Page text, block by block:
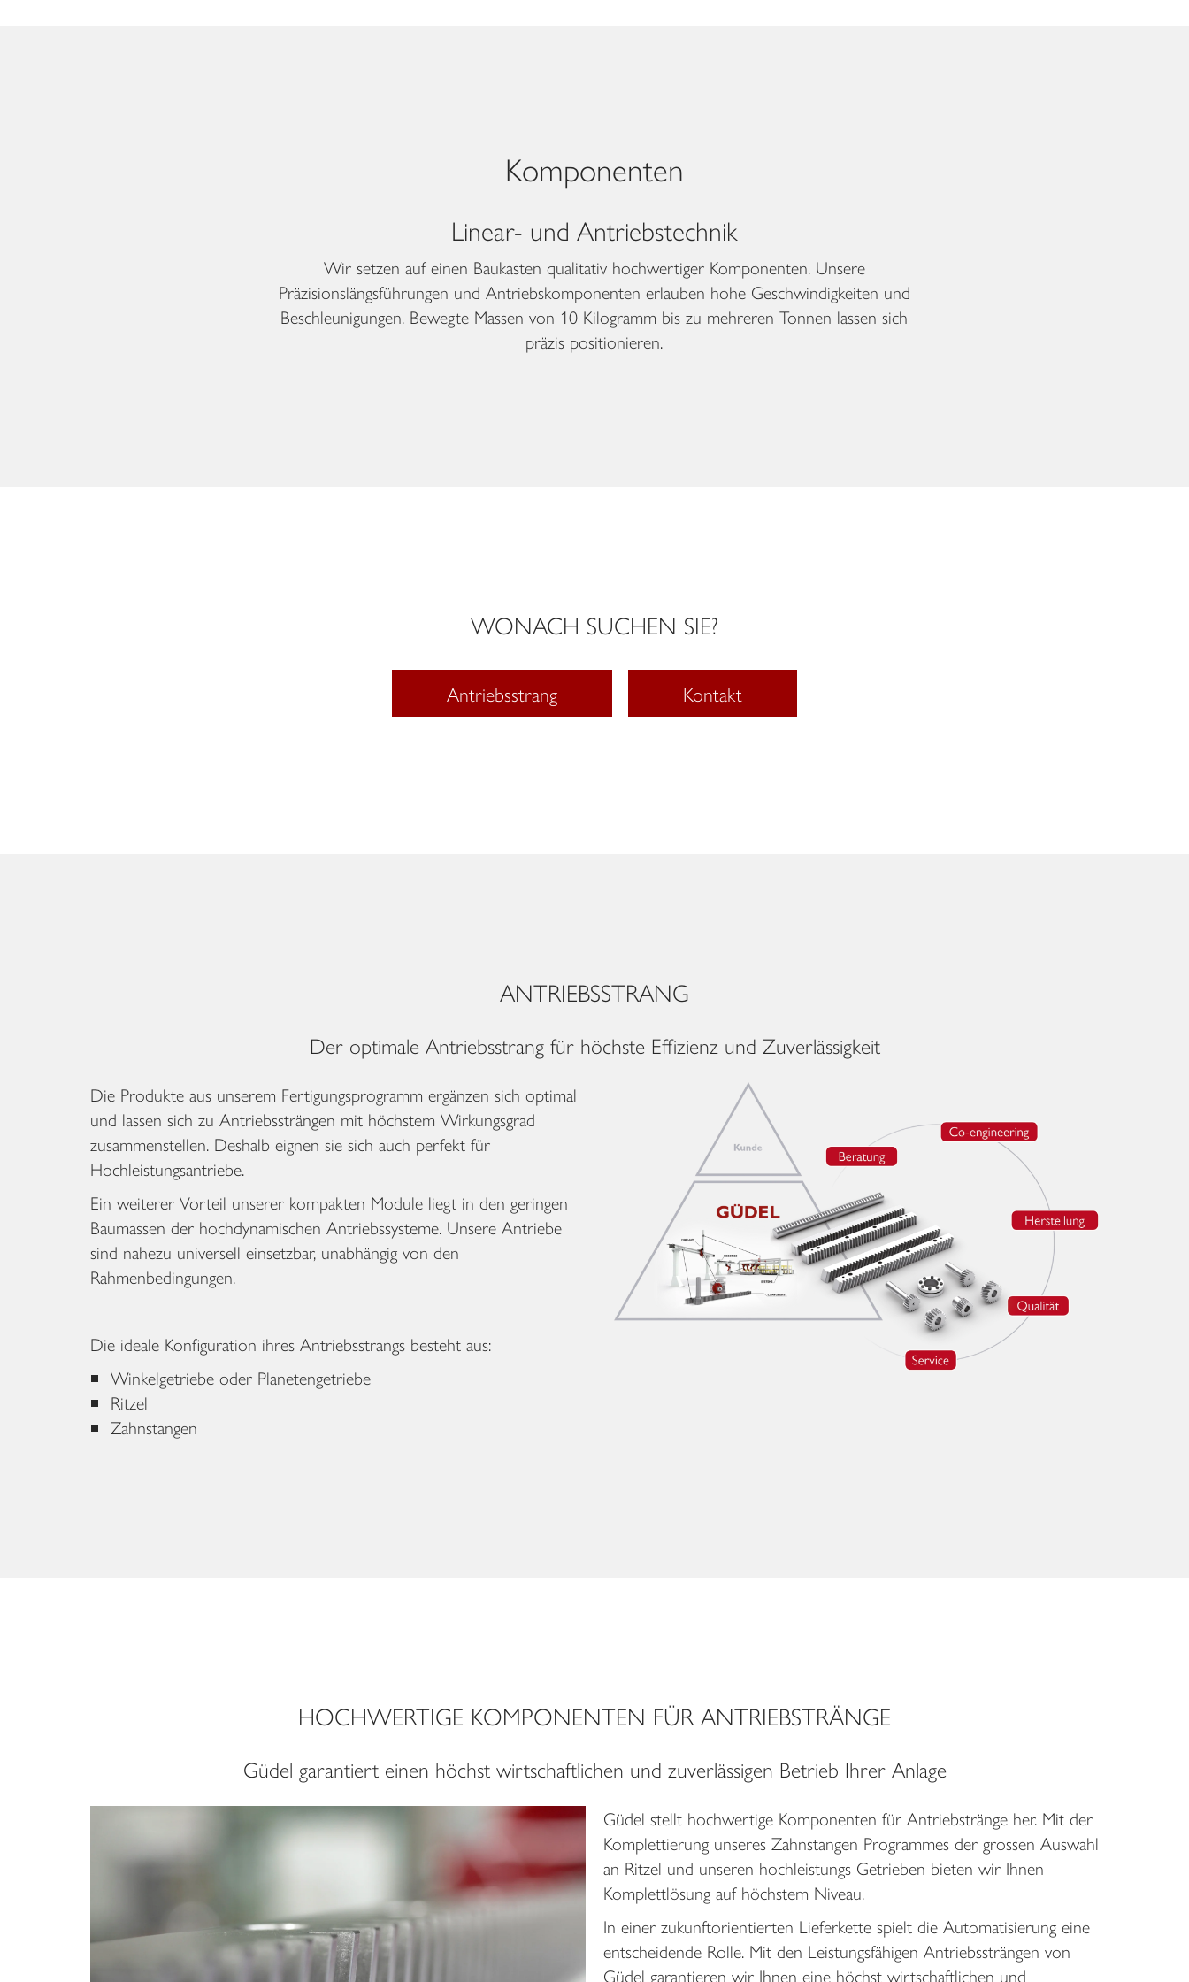
Komponenten
Linear- und Antriebstechnik
Wir setzen auf einen Baukasten qualitativ hochwertiger Komponenten. Unsere
Präzisionslängsführungen und Antriebskomponenten erlauben hohe Geschwindigkeiten und
Beschleunigungen. Bewegte Massen von 10 Kilogramm bis zu mehreren Tonnen lassen sich
präzis positionieren.
WONACH SUCHEN SIE?
Antriebsstrang Kontakt
ANTRIEBSSTRANG
Der optimale Antriebsstrang für höchste Effizienz und Zuverlässigkeit
Die Produkte aus unserem Fertigungsprogramm ergänzen sich optimal
und lassen sich zu Antriebssträngen mit höchstem Wirkungsgrad
zusammenstellen. Deshalb eignen sie sich auch perfekt für
Hochleistungsantriebe.
Ein weiterer Vorteil unserer kompakten Module liegt in den geringen
Baumassen der hochdynamischen Antriebssysteme. Unsere Antriebe
sind nahezu universell einsetzbar, unabhängig von den
Rahmenbedingungen.
Die ideale Konfiguration ihres Antriebsstrangs besteht aus:
Winkelgetriebe oder Planetengetriebe
Ritzel
Zahnstangen
HOCHWERTIGE KOMPONENTEN FÜR ANTRIEBSTRÄNGE
Güdel garantiert einen höchst wirtschaftlichen und zuverlässigen Betrieb Ihrer Anlage
Güdel stellt hochwertige Komponenten für Antriebstränge her. Mit der
Komplettierung unseres Zahnstangen Programmes der grossen Auswahl
an Ritzel und unseren hochleistungs Getrieben bieten wir Ihnen
Komplettlösung auf höchstem Niveau.
In einer zukunftorientierten Lieferkette spielt die Automatisierung eine
entscheidende Rolle. Mit den Leistungsfähigen Antriebssträngen von
Güdel garantieren wir Ihnen eine höchst wirtschaftlichen und